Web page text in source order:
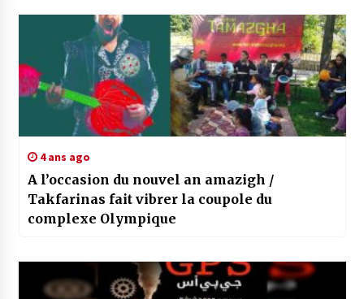
4 ans ago
A l’occasion du nouvel an amazigh /
Takfarinas fait vibrer la coupole du
complexe Olympique